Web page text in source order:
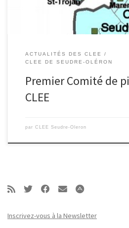
ACTUALITÉS DES CLEE
CLEE DE SEUDRE-OLÉRON
Premier Comité de
CLEE
par CLEE Seudre-Oleron
Inscrivez-vous à la Newsletter